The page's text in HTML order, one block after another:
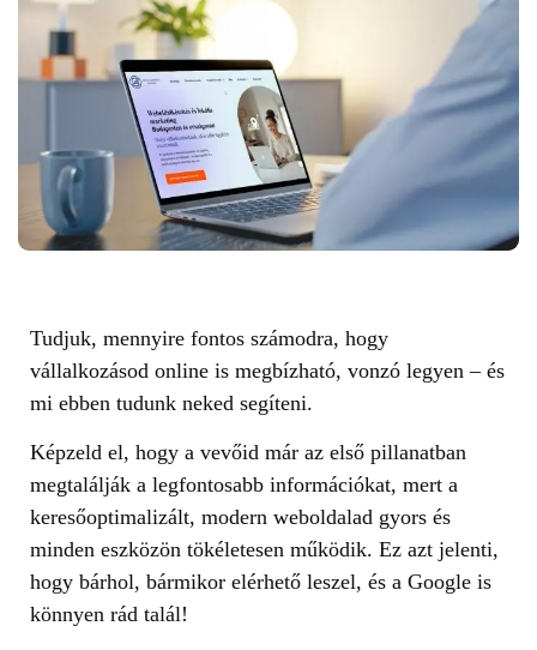
Tudjuk, mennyire fontos számodra, hogy
vállalkozásod online is megbízható, vonzó legyen – és
mi ebben tudunk neked segíteni.
Képzeld el, hogy a vevőid már az első pillanatban
megtalálják a legfontosabb információkat, mert a
keresőoptimalizált, modern weboldalad gyors és
minden eszközön tökéletesen működik. Ez azt jelenti,
hogy bárhol, bármikor elérhető leszel, és a Google is
könnyen rád talál!